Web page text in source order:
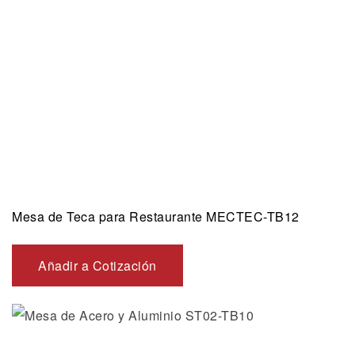
Mesa de Teca para Restaurante MECTEC-TB12
Añadir a Cotización